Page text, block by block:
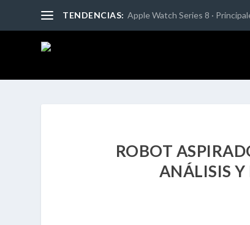
TENDENCIAS: Apple Watch Series 8 ·
ROBOT
ANÁLISIS